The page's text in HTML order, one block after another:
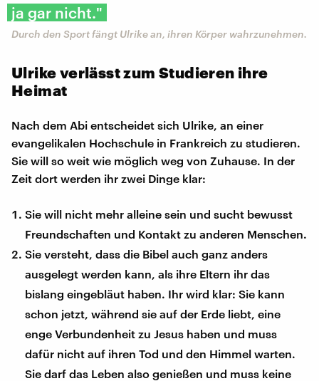
ja gar nicht."
Durch den Sport fängt Ulrike an, ihren Körper wahrzunehmen.
Ulrike verlässt zum Studieren ihre
Heimat
Nach dem Abi entscheidet sich Ulrike, an einer
evangelikalen Hochschule in Frankreich zu studieren.
Sie will so weit wie möglich weg von Zuhause. In der
Zeit dort werden ihr zwei Dinge klar:
Sie will nicht mehr alleine sein und sucht bewusst
Freundschaften und Kontakt zu anderen Menschen.
Sie versteht, dass die Bibel auch ganz anders
ausgelegt werden kann, als ihre Eltern ihr das
bislang eingebläut haben. Ihr wird klar: Sie kann
schon jetzt, während sie auf der Erde liebt, eine
enge Verbundenheit zu Jesus haben und muss
dafür nicht auf ihren Tod und den Himmel warten.
Sie darf das Leben also genießen und muss keine